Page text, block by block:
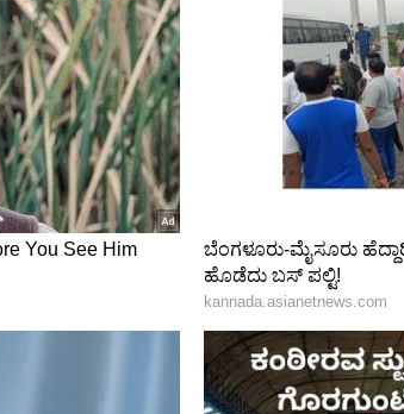
ಡಾ.ಸರಿನ್ ತಿಳಿಸುತ್ತಾರೆ.
ಮುಖ್ಯ. ಅತಿಯಾಗಿ ಮೇಕಪ್
ಅಲ್ಲದೆ ಧೂಳಿನಲ್ಲಿ ಓಡಾಡುವುದರಿಂದ,
ಸಮಸ್ಯೆ ಕಾಣಿಸಿಕೊಳ್ಳಬಹುದು. ಹೀಗಾಗಿ
ತೊಳೆದುಕೊಳ್ಳಿ. ಅಷ್ಟು ಸಾಕು. ಅದಲ್ಲದೆ ಫೇಸ್
ಇದರಿಂದ ಒಂದು ಬಾರಿ ಮುಖ ತುಂಬಾ
ಸ್ಕಿನ್ ಅನ್ನು ಡ್ರೈ ಮಾಡುತ್ತದೆ. ಇದರಿಂದ ಮುಖದಲ್ಲಿ
ಹೀಗಾಗಿ ಮುಖದಲ್ಲಿ ಸಹಜವಾಗಿ
ಮಾಡಲೇಬೇಡಿ.